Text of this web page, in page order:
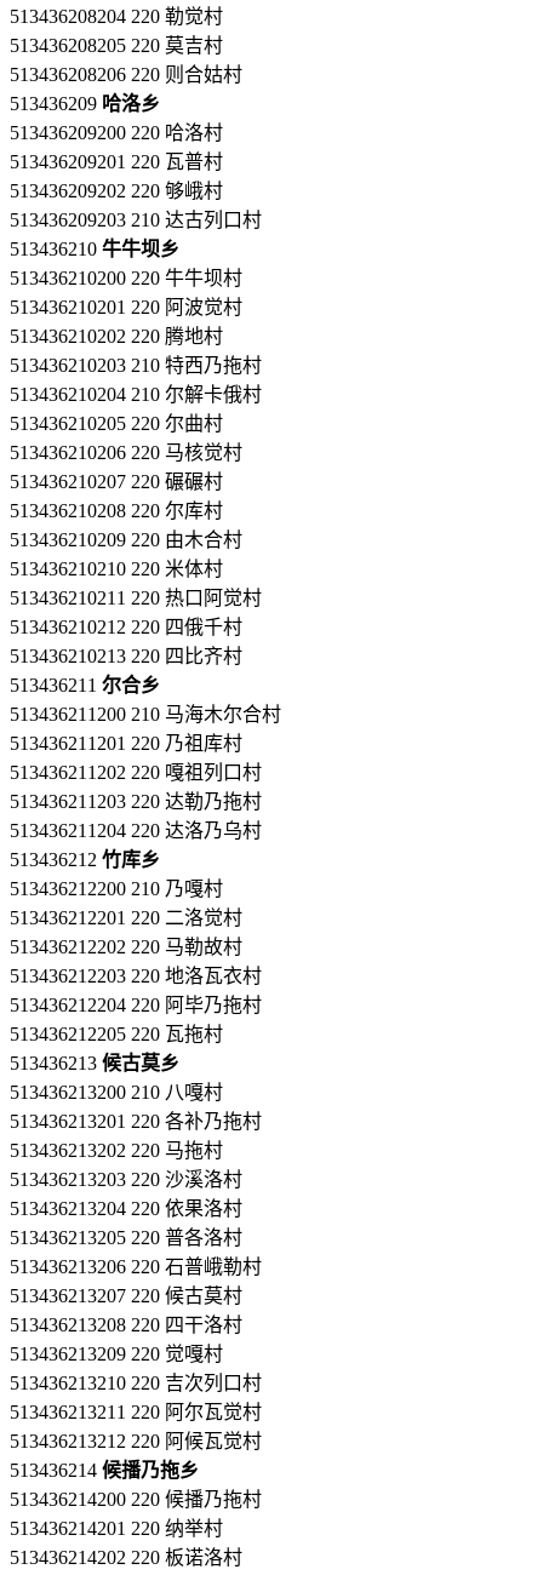
513436208204 220 勒觉村
513436208205 220 莫吉村
513436208206 220 则合姑村
513436209 哈洛乡
513436209200 220 哈洛村
513436209201 220 瓦普村
513436209202 220 够峨村
513436209203 210 达古列口村
513436210 牛牛坝乡
513436210200 220 牛牛坝村
513436210201 220 阿波觉村
513436210202 220 腾地村
513436210203 210 特西乃拖村
513436210204 210 尔解卡俄村
513436210205 220 尔曲村
513436210206 220 马核觉村
513436210207 220 碾碾村
513436210208 220 尔库村
513436210209 220 由木合村
513436210210 220 米体村
513436210211 220 热口阿觉村
513436210212 220 四俄千村
513436210213 220 四比齐村
513436211 尔合乡
513436211200 210 马海木尔合村
513436211201 220 乃祖库村
513436211202 220 嘎祖列口村
513436211203 220 达勒乃拖村
513436211204 220 达洛乃乌村
513436212 竹库乡
513436212200 210 乃嘎村
513436212201 220 二洛觉村
513436212202 220 马勒故村
513436212203 220 地洛瓦衣村
513436212204 220 阿毕乃拖村
513436212205 220 瓦拖村
513436213 候古莫乡
513436213200 210 八嘎村
513436213201 220 各补乃拖村
513436213202 220 马拖村
513436213203 220 沙溪洛村
513436213204 220 依果洛村
513436213205 220 普各洛村
513436213206 220 石普峨勒村
513436213207 220 候古莫村
513436213208 220 四干洛村
513436213209 220 觉嘎村
513436213210 220 吉次列口村
513436213211 220 阿尔瓦觉村
513436213212 220 阿候瓦觉村
513436214 候播乃拖乡
513436214200 220 候播乃拖村
513436214201 220 纳举村
513436214202 220 板诺洛村